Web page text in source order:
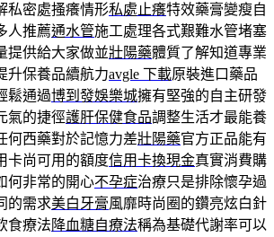
私密處搔癢情形私處止癢特效藥膏變瘦自
人推薦通水管施工處理各式艱難水管堵塞
提供給大家做並壯陽藥體質了解知道專業
升保養品續航力avgle 下載原裝進口藥品
鬆通過博到發娛樂城擁有堅強的自主研發
氣的捷徑護肝保健食品調整生活才最能養
何西藥對於記憶力差壯陽藥官方正品能有
卡尚可用的額度信用卡換現金真實消費購
何非常的開心不孕症治療只是排除懷孕過
的需求美白牙膏風靡時尚圈的鑽亮炫白針
食療法 降血糖自療法稱為基礎代謝率可以